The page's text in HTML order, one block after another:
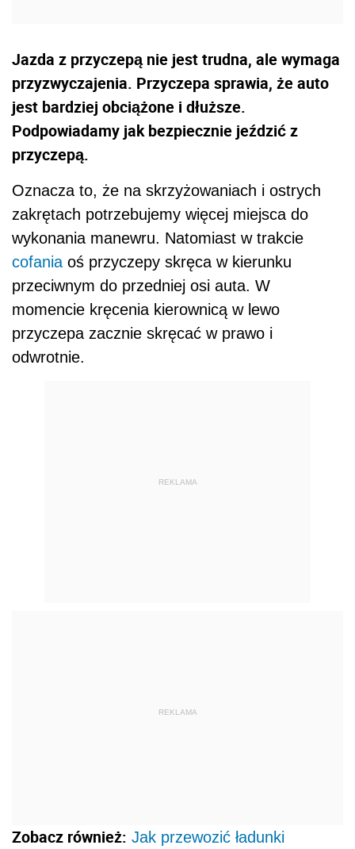
Jazda z przyczepą nie jest trudna, ale wymaga
przyzwyczajenia. Przyczepa sprawia, że auto
jest bardziej obciążone i dłuższe.
Podpowiadamy jak bezpiecznie jeździć z
przyczepą.
Oznacza to, że na skrzyżowaniach i ostrych
zakrętach potrzebujemy więcej miejsca do
wykonania manewru. Natomiast w trakcie
cofania oś przyczepy skręca w kierunku
przeciwnym do przedniej osi auta. W
momencie kręcenia kierownicą w lewo
przyczepa zacznie skręcać w prawo i
odwrotnie.
REKLAMA
REKLAMA
Zobacz również: Jak przewozić ładunki